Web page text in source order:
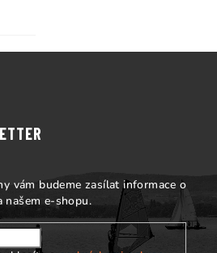
vám budeme zasílat informace o
našem e-shopu.